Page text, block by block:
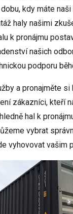
kdy máte naši
haly našimi
k pronájmu
našich
podporu
a pronajměte si
zákazníci, kteří
hal k
vybrat
vyhovovat vašim